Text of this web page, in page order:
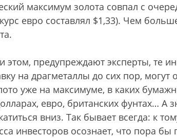
максимум золота совпал с
евро составлял $1,33). Чем
этом, предупреждают эксперты, те
на драгметаллы до сих пор,
уже на максимуме, в каких
евро, британских фунтах… А
вниз. Так бывает всегда: к
инвесторов осознает, что пора